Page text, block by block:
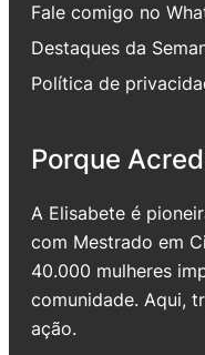
Fale comigo no
Destaques da
Política de
Porque
A Elisabete é
com Mestrado em
40.000 mulheres
comunidade. Aqui,
ação.